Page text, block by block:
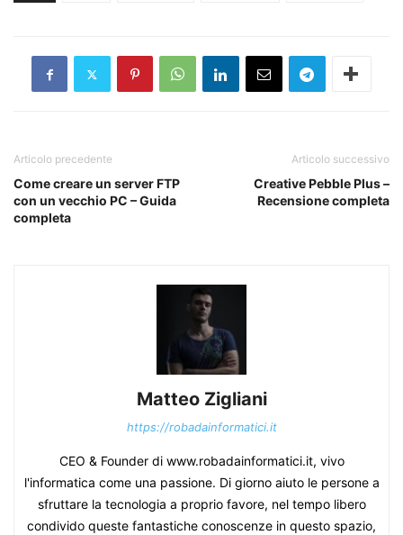
Articolo precedente
Come creare un server FTP
con un vecchio PC – Guida
completa
Articolo successivo
Creative Pebble Plus –
Recensione completa
Matteo Zigliani
https://robadainformatici.it
CEO & Founder di www.robadainformatici.it, vivo
l'informatica come una passione. Di giorno aiuto le persone a
sfruttare la tecnologia a proprio favore, nel tempo libero
condivido queste fantastiche conoscenze in questo spazio,